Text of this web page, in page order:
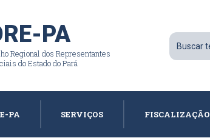
PA
Regional dos Representantes
do Estado do Pará
PA SERVIÇOS FISCALIZAÇÃO